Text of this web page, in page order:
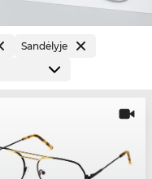
Sandėlyje